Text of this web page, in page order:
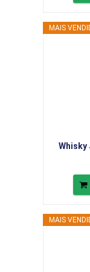
MAIS
Whisky
MAIS